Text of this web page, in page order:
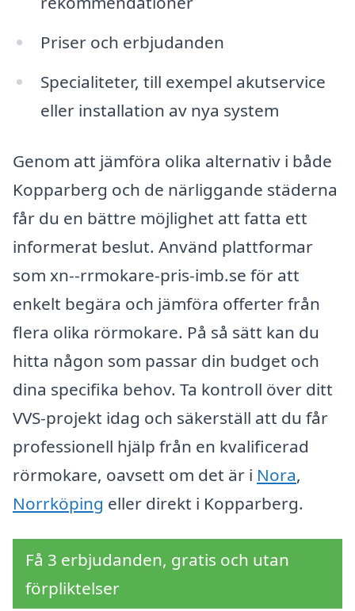
Priser och erbjudanden
Specialiteter, till exempel akutservice
eller installation av nya system
Genom att jämföra olika alternativ i både
Kopparberg och de närliggande städerna
får du en bättre möjlighet att fatta ett
informerat beslut. Använd plattformar
som xn--rrmokare-pris-imb.se för att
enkelt begära och jämföra offerter från
flera olika rörmokare. På så sätt kan du
hitta någon som passar din budget och
dina specifika behov. Ta kontroll över ditt
VVS-projekt idag och säkerställ att du får
professionell hjälp från en kvalificerad
rörmokare, oavsett om det är i Nora,
Norrköping eller direkt i Kopparberg.
Få 3 erbjudanden, gratis och utan
förpliktelser